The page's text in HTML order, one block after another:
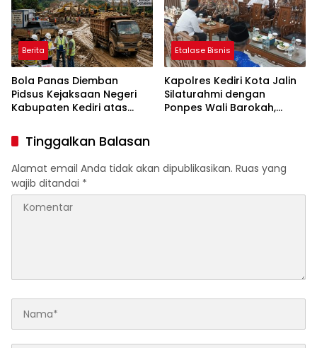
Berita
Bola Panas Diemban
Pidsus Kejaksaan Negeri
Kabupaten Kediri atas
Penggunaan Material
Ilegal Proyek Tol Kediri
Oleh PT. HASTARI JAYA
SENTOSA
Etalase Bisnis
Kapolres Kediri Kota Jalin
Silaturahmi dengan
Ponpes Wali Barokah,
Tinggalkan Balasan
Alamat email Anda tidak akan dipublikasikan. Ruas yang
wajib ditandai *